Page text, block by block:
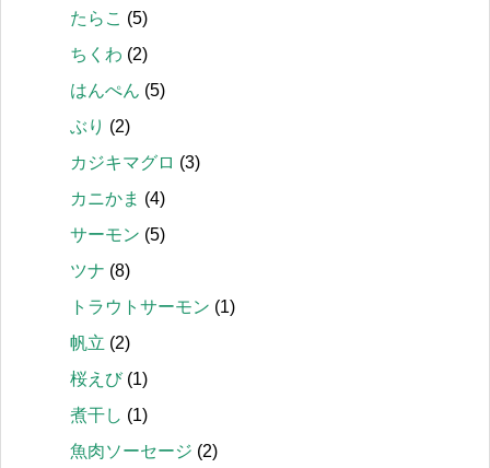
たらこ (5)
ちくわ (2)
はんぺん (5)
ぶり (2)
カジキマグロ (3)
カニかま (4)
サーモン (5)
ツナ (8)
トラウトサーモン (1)
帆立 (2)
桜えび(1)
煮干し (1)
魚肉ソーセージ (2)